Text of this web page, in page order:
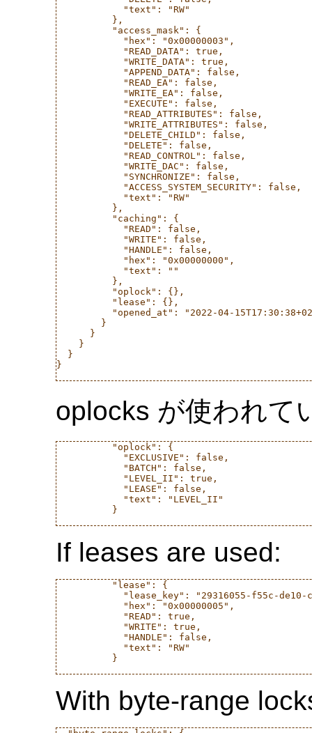
            "text": "RW"
          },
          "access_mask": {
            "hex": "0x00000003",
            "READ_DATA": true,
            "WRITE_DATA": true,
            "APPEND_DATA": false,
            "READ_EA": false,
            "WRITE_EA": false,
            "EXECUTE": false,
            "READ_ATTRIBUTES": false,
            "WRITE_ATTRIBUTES": false,
            "DELETE_CHILD": false,
            "DELETE": false,
            "READ_CONTROL": false,
            "WRITE_DAC": false,
            "SYNCHRONIZE": false,
            "ACCESS_SYSTEM_SECURITY": false,
            "text": "RW"
          },
          "caching": {
            "READ": false,
            "WRITE": false,
            "HANDLE": false,
            "hex": "0x00000000",
            "text": ""
          },
          "oplock": {},
          "lease": {},
"opened_at": "2022-04-
        }
      }
    }
  }
}
oplocks が使われて
          "oplock": {
            "EXCLUSIVE": false,
            "BATCH": false,
            "LEVEL_II": true,
            "LEASE": false,
            "text": "LEVEL_II"
          }
If leases are used:
          "lease": {
"lease_key": "29316055-f55c-de10-
            "hex": "0x00000005",
            "READ": true,
            "WRITE": true,
            "HANDLE": false,
            "text": "RW"
          }
With byte-range